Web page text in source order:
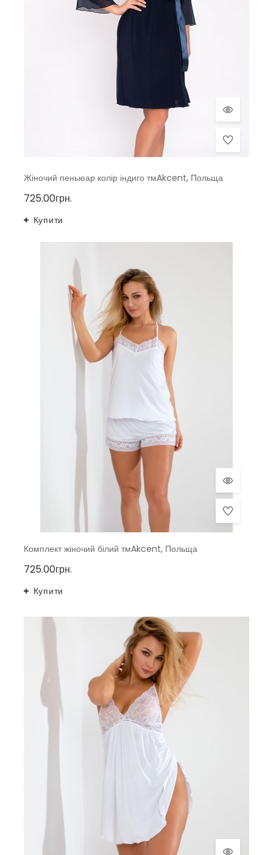
Жіночий пеньюар колір індиго тмAkcent, Польща
725.00грн.
Купити
Комплект жіночий білий тмAkcent, Польща
725.00грн.
Купити